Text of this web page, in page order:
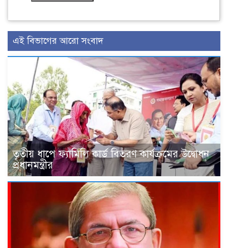
এই বিভাগের আরো সংবাদ
তৃতীয় ধাপে ফ্যামিলি কার্ড বিতরণ কার্যক্রমের উদ্বোধন
প্রধানমন্ত্রীর